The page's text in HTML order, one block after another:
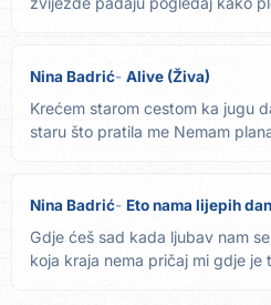
Nina Badrić Alive (Živa)
Krećem starom cestom ka jugu
staru što pratila me Nemam
Nina Badrić Eto nama lijepih
Gdje ćeš sad kada ljubav nam
koja kraja nema pričaj mi gdje je